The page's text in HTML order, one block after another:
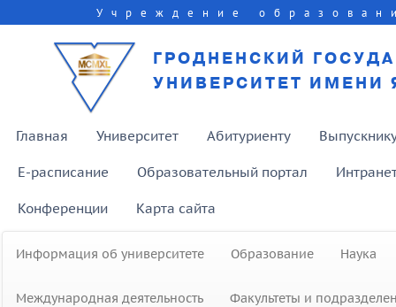
Учреждение
ГРОДНЕНСКИЙ
УНИВЕРСИТЕТ ИМЕНИ
Главная Университет Абитуриенту
E-расписание Образовательный портал
Конференции Карта сайта
Информация об университете Образование Наука
Международная деятельность Факультеты и